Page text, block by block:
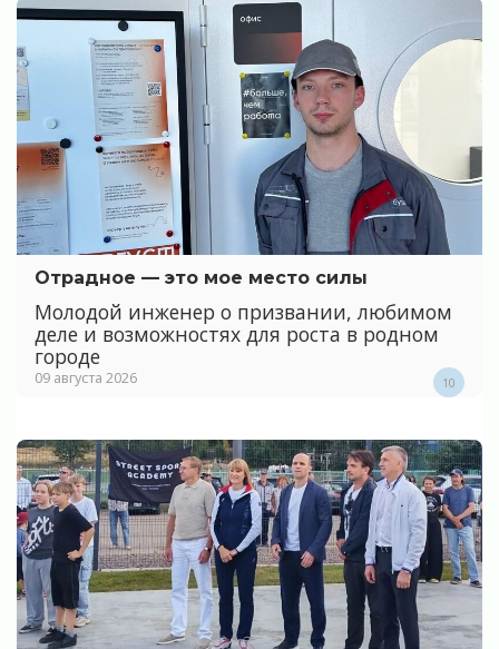
Отрадное — это мое место силы
Молодой инженер о призвании, любимом
деле и возможностях для роста в родном
городе
09 августа 2026 10